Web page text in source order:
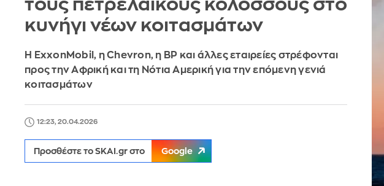
τους πετρελαϊκούς κολοσσούς στο
κυνήγι νέων κοιτασμάτων
Η ExxonMobil, η Chevron, η BP και άλλες εταιρείες στρέφονται
προς την Αφρική και τη Νότια Αμερική για την επόμενη γενιά
κοιτασμάτων
12:23, 20.04.2026
Προσθέστε το SKAI.gr στο Google